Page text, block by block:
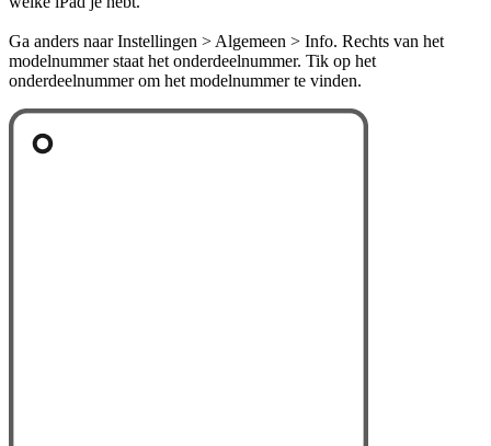
Ga anders naar Instellingen > Algemeen > Info. Rechts van het
modelnummer staat het onderdeelnummer. Tik op het
onderdeelnummer om het modelnummer te vinden.